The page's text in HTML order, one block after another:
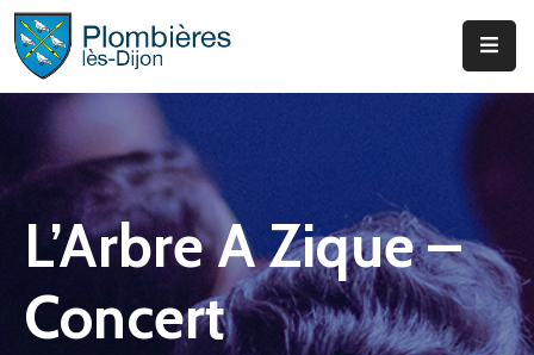
Municipalité
Services
Faire
Infos
L’Arbre A Zique –
Concert